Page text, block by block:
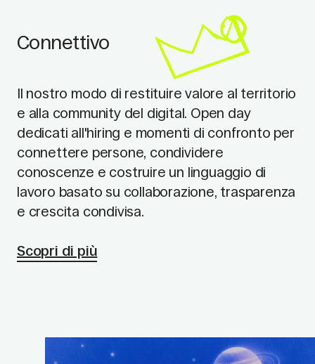
Connettivo
Il nostro modo di restituire valore al territorio
e alla community del digital. Open day
dedicati all'hiring e momenti di confronto per
connettere persone, condividere
conoscenze e costruire un linguaggio di
lavoro basato su collaborazione, trasparenza
e crescita condivisa.
Scopri di più